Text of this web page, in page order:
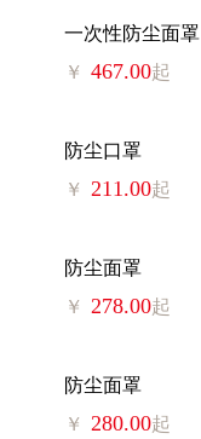
一次性防尘面罩
￥ 467.00起
防尘口罩
￥ 211.00起
防尘面罩
￥ 278.00起
防尘面罩
￥ 280.00起